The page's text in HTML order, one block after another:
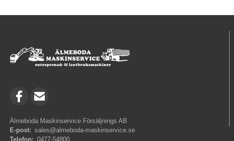
Älmeboda Maskinservice Försäljnings AB
E-post: sales@almeboda-maskinservice.se
Telefon: 0477-54800